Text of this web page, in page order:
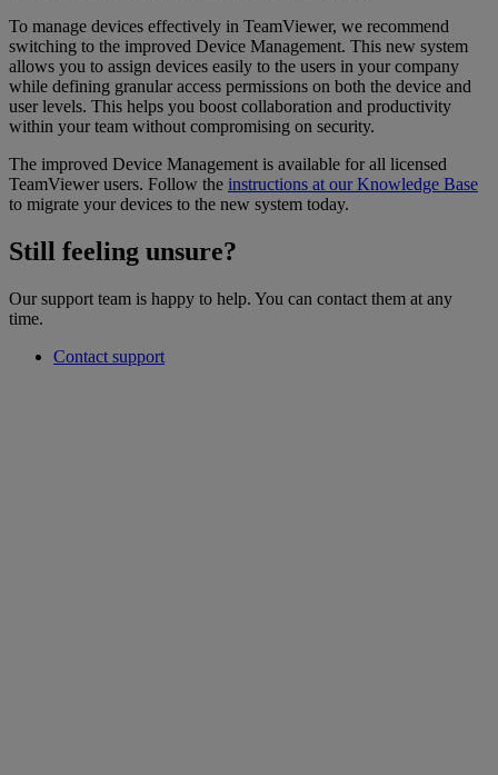
To manage devices effectively in TeamViewer, we recommend
switching to the improved Device Management. This new system
allows you to assign devices easily to the users in your company
while defining granular access permissions on both the device and
user levels. This helps you boost collaboration and productivity
within your team without compromising on security.
The improved Device Management is available for all licensed
TeamViewer users. Follow the instructions at our Knowledge Base
to migrate your devices to the new system today.
Still feeling unsure?
Our support team is happy to help. You can contact them at any
time.
Contact support